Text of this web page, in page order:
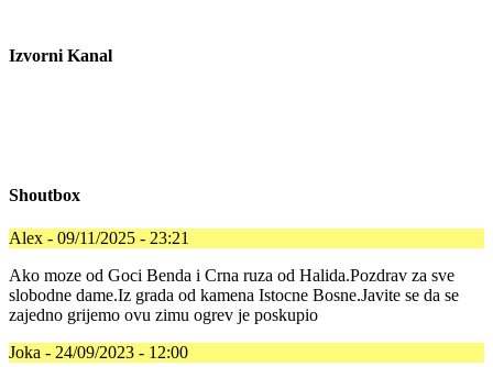
Izvorni Kanal
Shoutbox
Alex - 09/11/2025 - 23:21
Ako moze od Goci Benda i Crna ruza od Halida.Pozdrav za sve
slobodne dame.Iz grada od kamena Istocne Bosne.Javite se da se
zajedno grijemo ovu zimu ogrev je poskupio
Joka - 24/09/2023 - 12:00